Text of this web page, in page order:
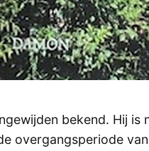
bekend. Hij is
overgangsperiode